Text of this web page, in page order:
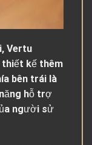
Vertu
thiết kế thêm
bên trái là
hỗ trợ
người sử